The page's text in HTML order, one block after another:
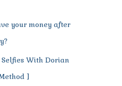
your money after
With Dorian
]